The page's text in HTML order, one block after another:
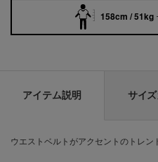
158cm / 51kg
アイテム説明 サイ
ウエストベルトがアクセントのトレン